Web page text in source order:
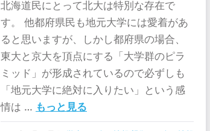
北海道民にとって北大は特別な存在で
す。 他都府県民も地元大学には愛着があ
ると思いますが、しかし都府県の場合、
東大と京大を頂点にする「大学群のピラ
ミッド」が形成されているので必ずしも
「地元大学に絶対に入りたい」という感
情は … もっと見る